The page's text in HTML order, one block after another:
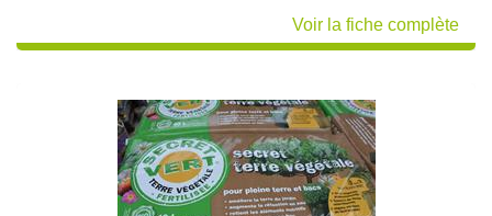
Voir la fiche complète